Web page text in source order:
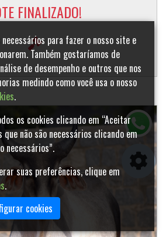
FINALIZADO!
para fazer o nosso site e
Também gostaríamos de
de desempenho e outros que nos
medindo como você usa o nosso
.
os cookies clicando em “Aceitar
não são necessários clicando em
necessários”.
suas preferências, clique em
.
cookies